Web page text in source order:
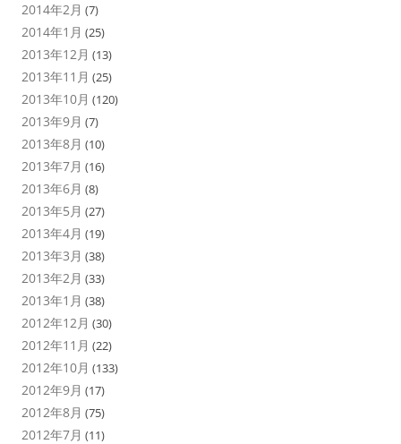
2014年2月 (7)
2014年1月 (25)
2013年12月 (13)
2013年11月 (25)
2013年10月 (120)
2013年9月 (7)
2013年8月 (10)
2013年7月 (16)
2013年6月 (8)
2013年5月 (27)
2013年4月 (19)
2013年3月 (38)
2013年2月 (33)
2013年1月 (38)
2012年12月 (30)
2012年11月 (22)
2012年10月 (133)
2012年9月 (17)
2012年8月 (75)
2012年7月 (11)